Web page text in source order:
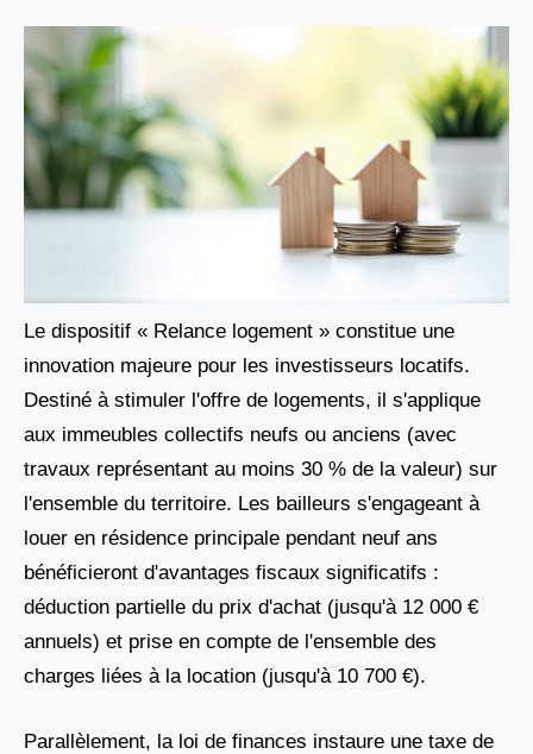
Le dispositif « Relance logement » constitue une
innovation majeure pour les investisseurs locatifs.
Destiné à stimuler l'offre de logements, il s'applique
aux immeubles collectifs neufs ou anciens (avec
travaux représentant au moins 30 % de la valeur) sur
l'ensemble du territoire. Les bailleurs s'engageant à
louer en résidence principale pendant neuf ans
bénéficieront d'avantages fiscaux significatifs :
déduction partielle du prix d'achat (jusqu'à 12 000 €
annuels) et prise en compte de l'ensemble des
charges liées à la location (jusqu'à 10 700 €).
Parallèlement, la loi de finances instaure une taxe de